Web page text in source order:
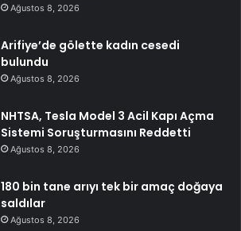
Ağustos 8, 2026
Arifiye’de gölette kadın cesedi
bulundu
Ağustos 8, 2026
NHTSA, Tesla Model 3 Acil Kapı Açma
Sistemi Soruşturmasını Reddetti
Ağustos 8, 2026
180 bin tane arıyı tek bir amaç doğaya
saldılar
Ağustos 8, 2026